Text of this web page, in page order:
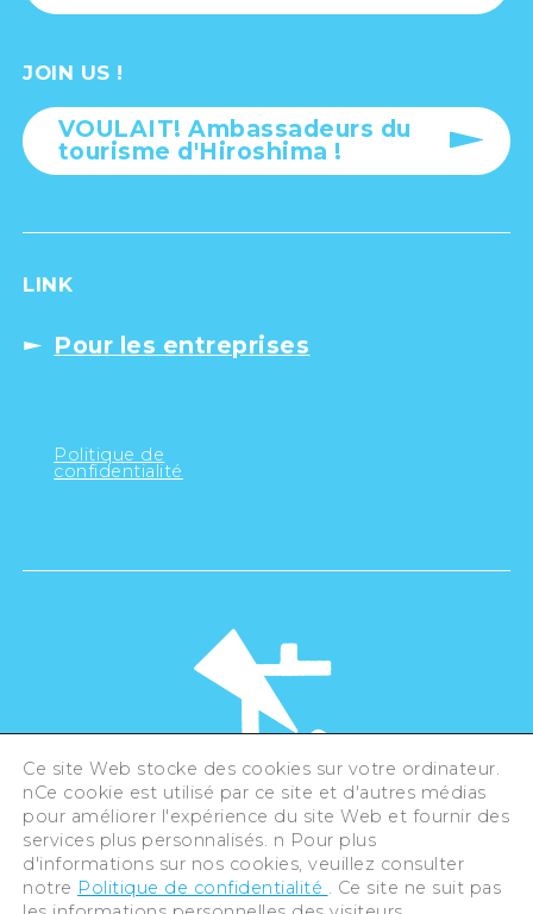
JOIN US !
VOULAIT! Ambassadeurs du
tourisme d'Hiroshima !
LINK
Pour les entreprises
Politique de
confidentialité
©Hiroshima Tourism Association /
Hiroshima Prefecture / Hiroshima City .
All rights reserved
Ce site Web stocke des cookies sur votre ordinateur.
nCe cookie est utilisé par ce site et d'autres médias
pour améliorer l'expérience du site Web et fournir des
services plus personnalisés. n Pour plus
d'informations sur nos cookies, veuillez consulter
notre Politique de confidentialité . Ce site ne suit pas